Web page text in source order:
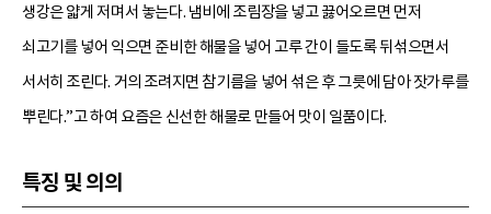
생강은 얇게 저며서 놓는다. 냄비에 조림장을 넣고 끓어오르면 먼저
쇠고기를 넣어 익으면 준비한 해물을 넣어 고루 간이 들도록 뒤섞으면서
서서히 조린다. 거의 조려지면 참기름을 넣어 섞은 후 그릇에 담아 잣가루를
뿌린다.”고 하여 요즘은 신선한 해물로 만들어 맛이 일품이다.
특징 및 의의